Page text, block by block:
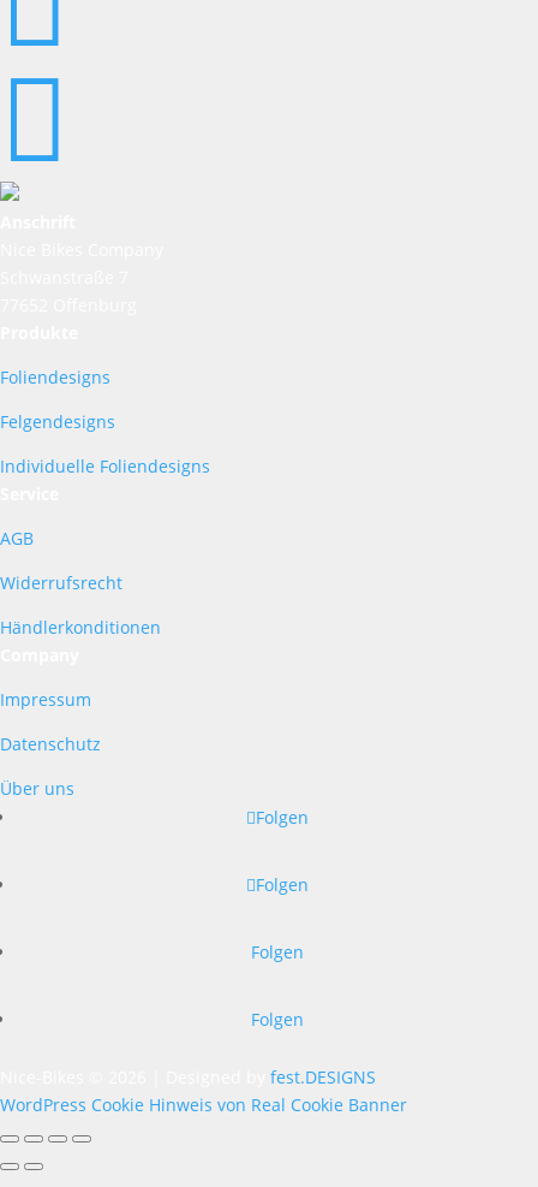

Foliendesigns
Felgendesigns
Individuelle Foliendesigns
AGB
Widerrufsrecht
Händlerkonditionen
Impressum
Datenschutz
Über uns
Folgen
Folgen
Folgen
Folgen
fest.DESIGNS
WordPress Cookie Hinweis von Real Cookie Banner